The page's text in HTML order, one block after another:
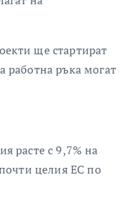
ще стартират
работна ръка могат
расте с 9,7% на
целия ЕС по